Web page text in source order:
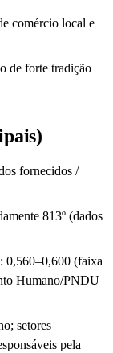
comércio local e
de forte tradição
fornecidos /
813º (dados
0,560–0,600 (faixa
Humano/PNDU
setores
pela